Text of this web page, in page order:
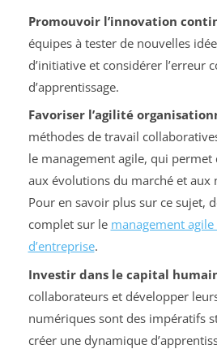
Promouvoir l’innovation
équipes à tester de nouvelles
d’initiative et considérer l’erreur
d’apprentissage.
Favoriser l’agilité
méthodes de travail
le management agile, qui permet
aux évolutions du marché et aux
Pour en savoir plus sur ce sujet,
complet sur le management
d’entreprise.
Investir dans le capital
collaborateurs et développer
numériques sont des impératifs
créer une dynamique